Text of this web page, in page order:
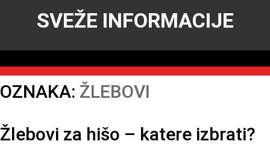
SVEŽE INFORMACIJE
OZNAKA: ŽLEBOVI
Žlebovi za hišo – katere izbrati?